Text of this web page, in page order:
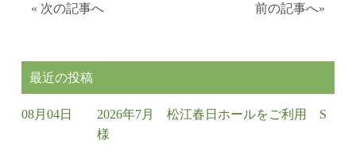
前の記事へ»
« 次の記事へ
最近の投稿
08月04日
2026年7月 松江春日ホールをご利用 S
様